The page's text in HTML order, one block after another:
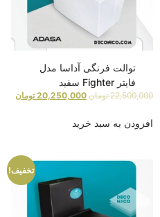
توالت فرنگی آداسا مدل
فایتر Fighter سفید
22,500,000 تومان 20,250,000 تومان
افزودن به سبد خرید
تخفیف!